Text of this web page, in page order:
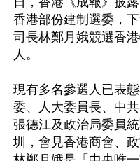
香港部份建制選委，
司長林鄭月娥競選香
人。
現有多名參選人已表
委、人大委員長、中
張德江及政治局委員
圳，會見香港商會、